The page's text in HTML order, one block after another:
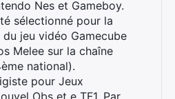
Nes et Gameboy.
sélectionné pour la
jeu vidéo Gamecube
Melee sur la chaîne
national).
pour Jeux
Obs et e TF1. Par